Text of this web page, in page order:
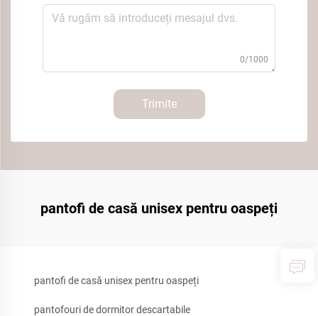
0/1000
Trimite
pantofi de casă unisex pentru oaspeți
pantofi de casă unisex pentru oaspeți
pantofouri de dormitor descartabile